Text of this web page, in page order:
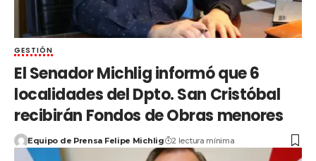
GESTIÓN
El Senador Michlig informó que 6
localidades del Dpto. San Cristóbal
recibirán Fondos de Obras menores
Equipo de Prensa Felipe Michlig 2 lectura mínima